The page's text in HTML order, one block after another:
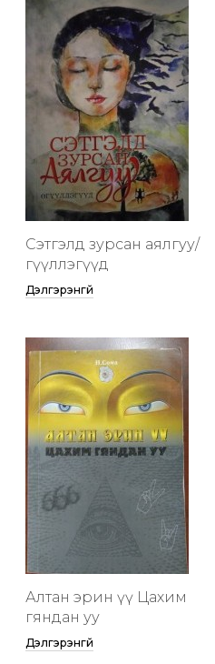
Сэтгэлд зурсан аялгуу/
өгүүллэгүүд
Дэлгэрэнгүй
Алтан эрин үү Цахим
гяндан уу
Дэлгэрэнгүй